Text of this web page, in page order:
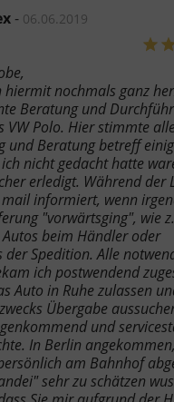
- 06.06.2019
hiermit nochmals ganz
Beratung und
VW Polo. Hier stimmte
und Beratung betreff
nicht gedacht hatte
erledigt. Während der
informiert, wenn
"vorwärtsging", wie
beim Händler oder
der Spedition. Alle
ich postwendend
Auto in Ruhe zulassen
Übergabe
und
In Berlin
am Bahnhof
sehr zu schätzen